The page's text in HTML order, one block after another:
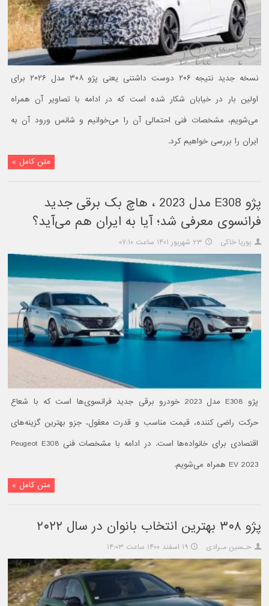
نسخه جدید نتیجه ۲۰۶ دوست داشتنی یعنی پژو ۳۰۸ مدل ۲۰۲۶ برای
اولین بار در خیابان شکار شده است که در ادامه با تصاویر آن همراه
می‌شویم، مشخصات فنی احتمالی آن را می‌خوانیم و شانس ورود آن به
ایران را بررسی خواهیم کرد.
متن کامل »
پژو E308 مدل 2023 ، هاچ بک برقی جدید
فرانسوی معرفی شد؛ آیا به ایران هم می‌آید؟
پوریا خاکی ۲۳ شهریور ۱۴۰۱ ساعت ۰۷:۱۰
پژو E308 مدل 2023 خودرو برقی جدید فرانسوی‌ها است که با شعاع
حرکت راضی کننده، قیمت مناسب و قدرت معقول، جزو بهترین گزینه‌های
اقتصادی برای خانواده‌ها است. در ادامه با مشخصات فنی Peugeot E308
EV 2023 همراه می‌شویم.
متن کامل »
پژو ۳۰۸ بهترین انتخاب بانوان در سال ۲۰۲۲
حـسین مـرادی ۱۹ اسفند ۱۴۰۰ ساعت ۱۴:۰۳